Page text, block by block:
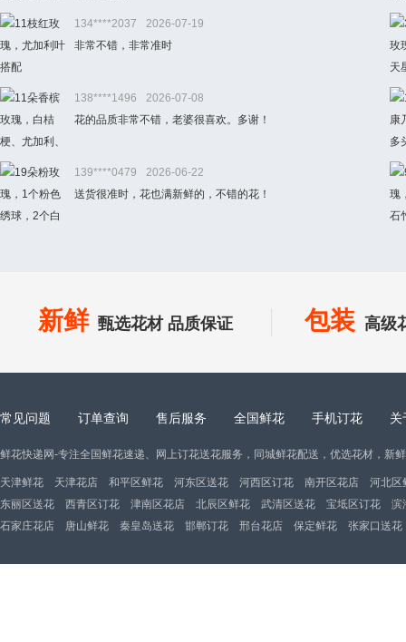
134****2037
2026-07-19
非常不错，非常准时
138****1496
2026-07-08
花的品质非常不错，老婆很喜欢。多谢！
139****0479
2026-06-22
送货很准时，花也满新鲜的，不错的花！
新鲜 甄选花材 品质保证 包装 高级
常见问题 订单查询 售后服务 全国鲜花 手机订花 关
鲜花快递网-专注全国鲜花速递、网上订花送花服务，同城鲜花配送，优选花材，新
天津鲜花 天津花店 和平区鲜花 河东区送花 河西区订花 南开区花店
河北区
东丽区送花
西青区订花 津南区花店 北辰区鲜花 武清区送花 宝坻区订花
滨
石家庄花店
唐山鲜花 秦皇岛送花 邯郸订花 邢台花店 保定鲜花 张家口送花